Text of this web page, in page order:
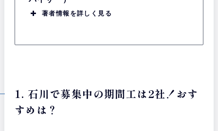
著者情報を詳しく見る
1. 石川で募集中の期間工は2社！おす
すめは？